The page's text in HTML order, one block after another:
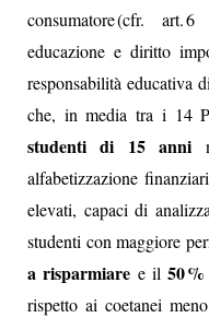
consumatore (cfr. art.
educazione e diritto
responsabilità educativa
che, in media tra i 14
studenti di 15 anni
alfabetizzazione
elevati, capaci di
studenti con maggiore
a risparmiare e il50
rispetto ai coetanei